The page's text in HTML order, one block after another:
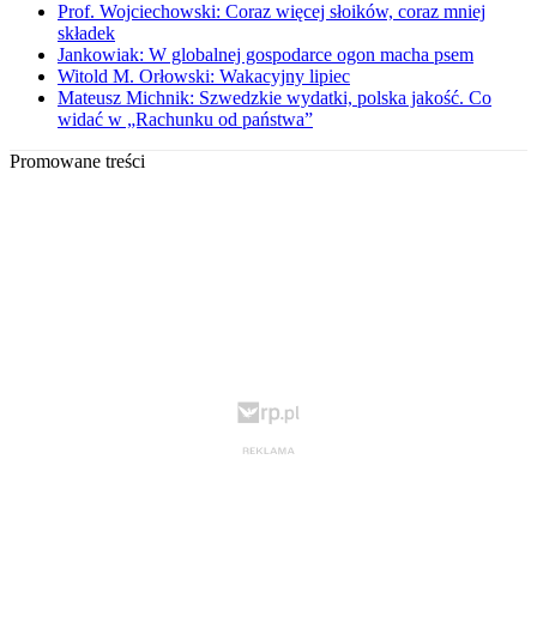
Prof. Wojciechowski: Coraz więcej słoików, coraz mniej
składek
Jankowiak: W globalnej gospodarce ogon macha psem
Witold M. Orłowski: Wakacyjny lipiec
Mateusz Michnik: Szwedzkie wydatki, polska jakość. Co
widać w „Rachunku od państwa”
Promowane treści